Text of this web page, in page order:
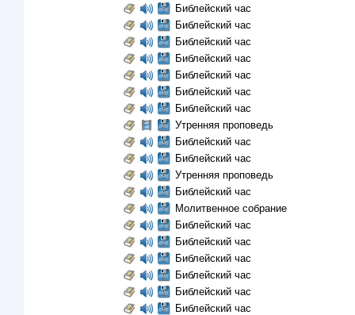
Библейский час
Библейский час
Библейский час
Библейский час
Библейский час
Библейский час
Библейский час
Утренняя проповедь
Библейский час
Библейский час
Утренняя проповедь
Библейский час
Молитвенное собрание
Библейский час
Библейский час
Библейский час
Библейский час
Библейский час
Библейский час